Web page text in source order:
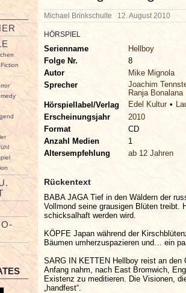
Michael Brinkschulte 12. August 2010
HÖRSPIEL
Serienname
Hellboy
Folge Nr.
8
Autor
Mike Mignola
Sprecher
Joachim
Ranja Bonalana
Hörspiellabel/Verlag
Edel Kultur
Erscheinungsjahr
2010
Format
CD
Anzahl Medien
1
Altersempfehlung
ab 12 Jahren
Rückentext
BABA JAGA Tief in den Wäldern der
Vollmond seine grausigen Blüten treibt.
schicksalhaft werden wird.
KÖPFE Japan während der
Bäumen umherzuspazieren und… ein
SARG IN KETTEN Hellboy reist an
Anfang nahm, nach East Bromwich,
Existenz zu meditieren. Die Visionen,
„handfest“.